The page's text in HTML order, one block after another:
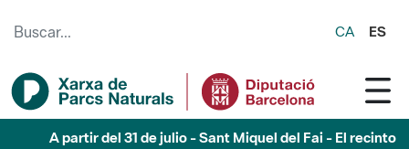
CA ES
A partir del 31 de julio - Sant Miquel del Fai - El recinto